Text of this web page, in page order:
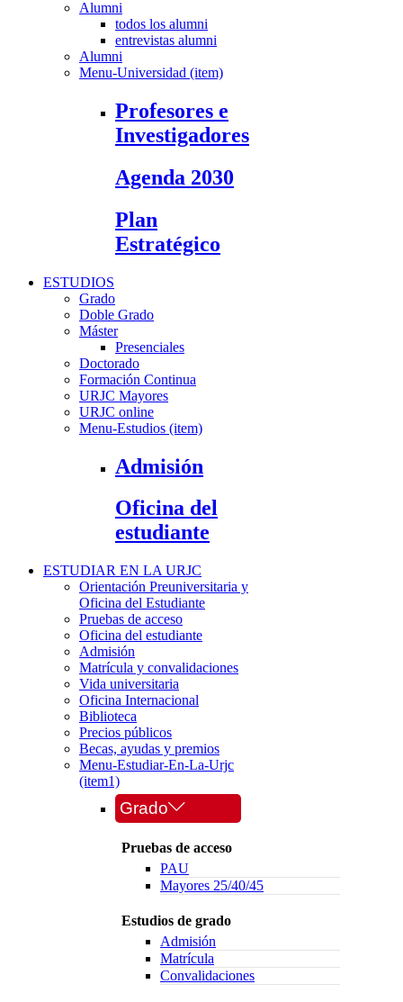
Alumni
todos los alumni
entrevistas alumni
Alumni
Menu-Universidad (item)
Profesores e
Investigadores
Agenda 2030
Plan
Estratégico
ESTUDIOS
Grado
Doble Grado
Máster
Presenciales
Doctorado
Formación Continua
URJC Mayores
URJC online
Menu-Estudios (item)
Admisión
Oficina del
estudiante
ESTUDIAR EN LA URJC
Orientación Preuniversitaria y
Oficina del Estudiante
Pruebas de acceso
Oficina del estudiante
Admisión
Matrícula y convalidaciones
Vida universitaria
Oficina Internacional
Biblioteca
Precios públicos
Becas, ayudas y premios
Menu-Estudiar-En-La-Urjc
(item1)
Grado
Pruebas de acceso
PAU
Mayores 25/40/45
Estudios de grado
Admisión
Matrícula
Convalidaciones